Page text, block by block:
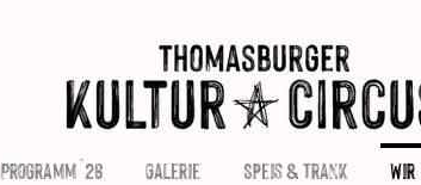
Programm ´26 Galerie Speis & Trank Wir